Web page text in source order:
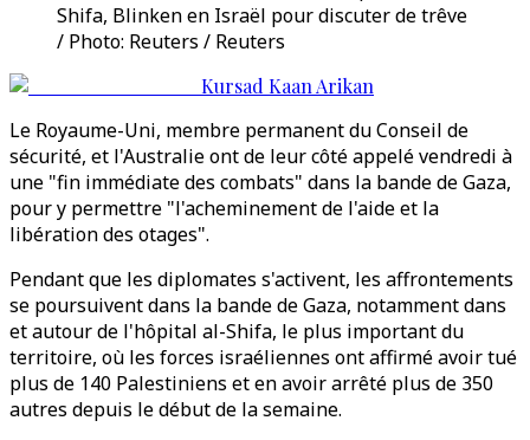
Shifa, Blinken en Israël pour discuter de trêve
/ Photo: Reuters / Reuters
Kursad Kaan Arikan
Le Royaume-Uni, membre permanent du Conseil de
sécurité, et l'Australie ont de leur côté appelé vendredi à
une "fin immédiate des combats" dans la bande de Gaza,
pour y permettre "l'acheminement de l'aide et la
libération des otages".
Pendant que les diplomates s'activent, les affrontements
se poursuivent dans la bande de Gaza, notamment dans
et autour de l'hôpital al-Shifa, le plus important du
territoire, où les forces israéliennes ont affirmé avoir tué
plus de 140 Palestiniens et en avoir arrêté plus de 350
autres depuis le début de la semaine.